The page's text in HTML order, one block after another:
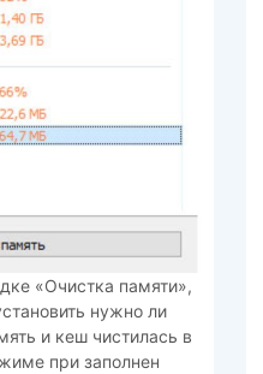
«Очистка памяти»,
нужно ли
и кеш чистилась в
при заполнен